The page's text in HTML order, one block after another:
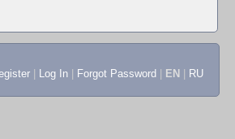
Log In Forgot Password EN RU